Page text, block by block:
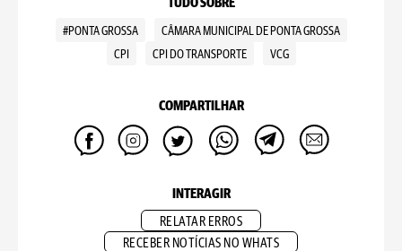
TUDO SOBRE
#PONTA GROSSA
CÂMARA MUNICIPAL DE PONTA GROSSA
CPI
CPI DO TRANSPORTE VCG
COMPARTILHAR
INTERAGIR
RELATAR ERROS
RECEBER NOTÍCIAS NO WHATS